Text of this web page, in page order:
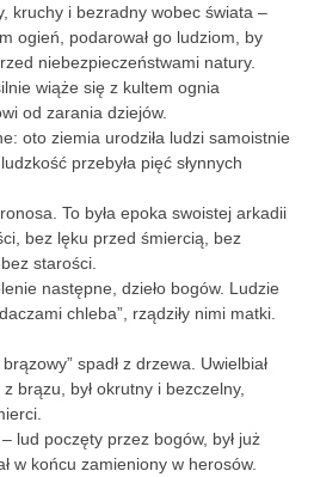
kruchy i bezradny wobec świata –
ogień, podarował go ludziom, by
niebezpieczeństwami natury.
wiąże się z kultem ognia
od zarania dziejów.
oto ziemia urodziła ludzi samoistnie
przebyła pięć słynnych
To była epoka swoistej arkadii
bez lęku przed śmiercią, bez
starości.
następne, dzieło bogów. Ludzie
chleba”, rządziły nimi matki.
brązowy” spadł z drzewa. Uwielbiał
brązu, był okrutny i bezczelny,
– lud poczęty przez bogów, był już
w końcu zamieniony w herosów.